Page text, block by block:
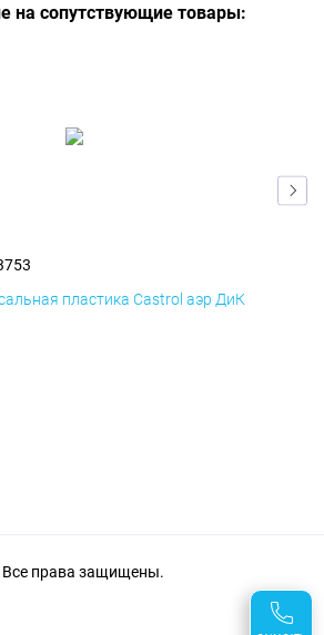
на сопутствующие товары:
пластика Castrol аэр ДиК
права защищены.